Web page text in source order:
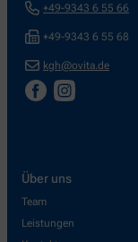
+49-9343 6 55 66
+49-9343 6 55 68
kgh@ovita.de
Über uns
Team
Leistungen